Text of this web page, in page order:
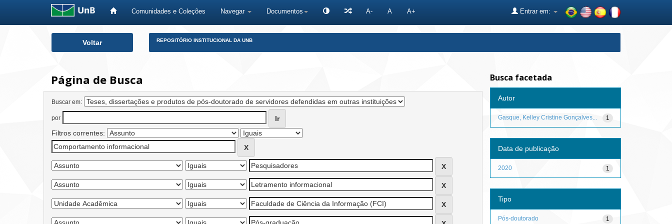
Comunidades e Coleções Navegar Documentos A- A A+ Entrar em:
Voltar REPOSITÓRIO INSTITUCIONAL DA UNB
Página de Busca
Buscar em:
por
Filtros correntes:
Busca facetada
Autor
1
Gasque, Kelley Cristine Gonçalves...
Data de publicação
1
2020
Tipo
1
Pós-doutorado